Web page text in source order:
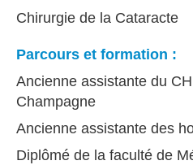
Chirurgie de la Cataracte
Parcours et formation :
Ancienne assistante du
Champagne
Ancienne assistante des
Diplômé de la faculté de